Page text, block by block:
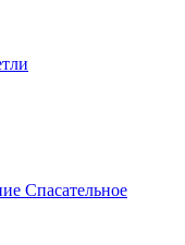
Спасательное